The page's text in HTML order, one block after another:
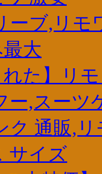
ーブ,リモ
大
れた】リ
ー,スーツ
ク 通販,
サイズ